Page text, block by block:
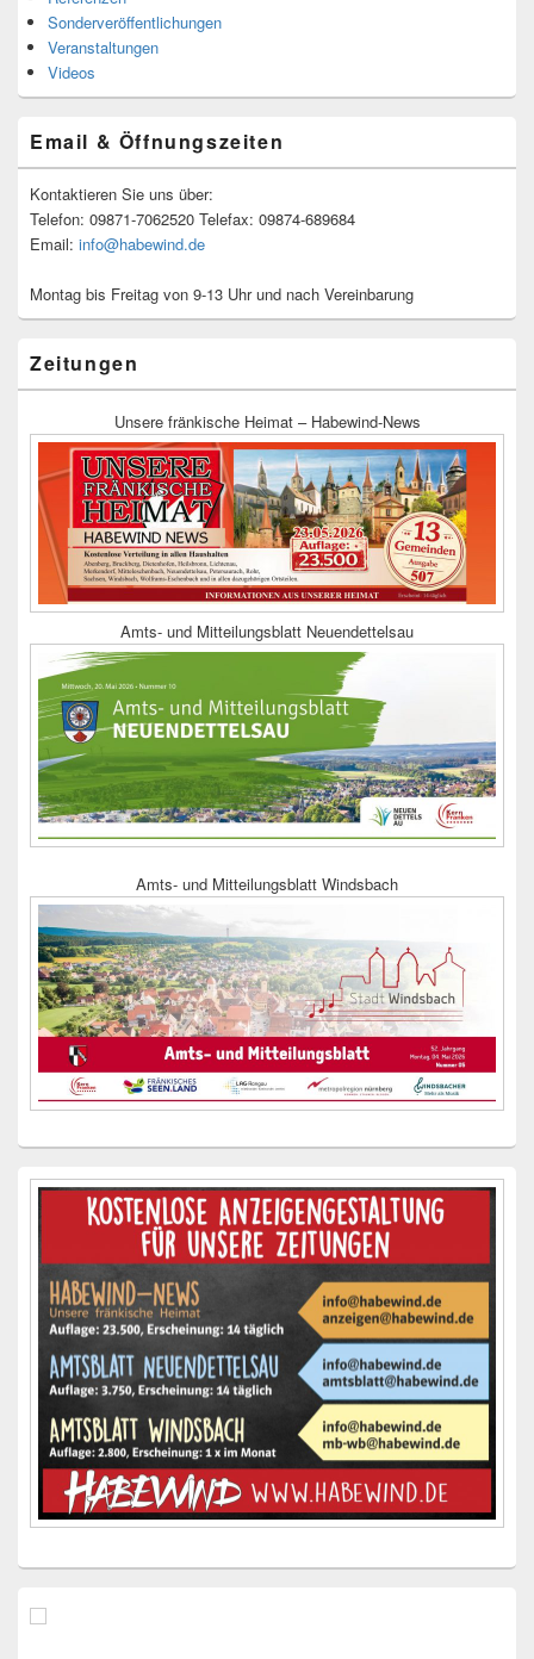
Sonderveröffentlichungen
Veranstaltungen
Videos
Email & Öffnungszeiten
Kontaktieren Sie uns über:
Telefon: 09871-7062520 Telefax: 09874-689684
Email: info@habewind.de
Montag bis Freitag von 9-13 Uhr und nach Vereinbarung
Zeitungen
Unsere fränkische Heimat – Habewind-News
Amts- und Mitteilungsblatt Neuendettelsau
Amts- und Mitteilungsblatt Windsbach